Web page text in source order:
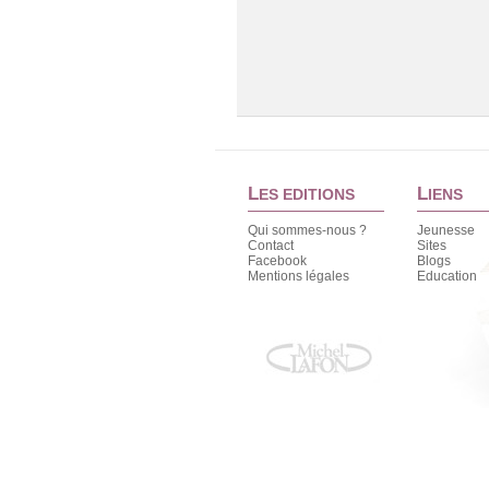
LES EDITIONS
Qui sommes-nous ?
Contact
Facebook
Mentions légales
LIENS
Jeunesse
Sites
Blogs
Education